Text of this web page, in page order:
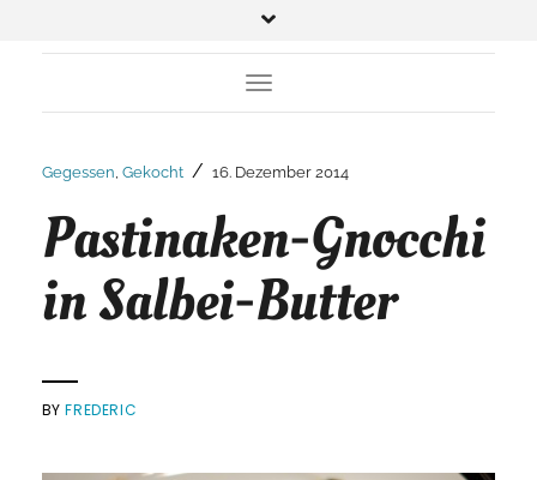
Toggle Navigation
Gegessen, Gekocht / 16. Dezember 2014
Pastinaken-Gnocchi
in Salbei-Butter
BYFREDERIC